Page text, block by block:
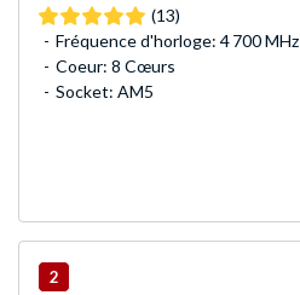
(13)
Fréquence d'horloge: 4 700 MHz
Coeur: 8 Cœurs
Socket: AM5
2